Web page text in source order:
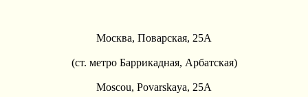
Москва, Поварская, 25A
(ст. метро Баррикадная, Арбатская)
Moscou, Povarskaya, 25A